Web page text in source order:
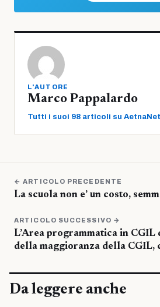
L'AUTORE
Marco Pappalardo
Tutti i suoi 98 articoli su
← ARTICOLO PRECEDENTE
La scuola non e’ un costo,
ARTICOLO SUCCESSIVO →
L’Area programmatica in CGIL
della maggioranza della CGIL,
Da leggere anche